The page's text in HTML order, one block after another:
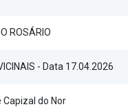
ROSÁRIO
- Data 17.04.2026
Capizal do Nor